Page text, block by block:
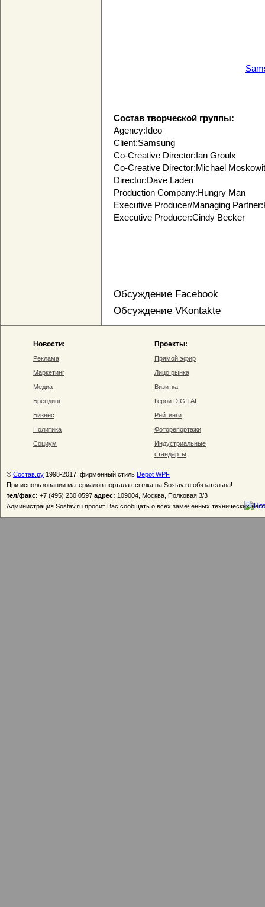
Состав творческой группы:
Agency:Ideo
Client:Samsung
Co-Creative Director:Ian Groulx
Co-Creative Director:Michael
Director:Dave Laden
Production Company:Hungry Man
Executive Producer/Managing
Executive Producer:Cindy Becker
Обсуждение Facebook
Обсуждение VKontakte
Новости:
Реклама
Маркетинг
Медиа
Брендинг
Бизнес
Политика
Социум
Проекты:
Прямой эфир
Лицо рынка
Визитка
Герои DIGITAL
Рейтинги
Фоторепортажи
Индустриальные
стандарты
© Состав.ру 1998-2017, фирменный стиль Depot WPF
При использовании материалов портала ссылка на Sostav.ru обязательна!
тел/факс: +7 (495) 230 0597 адрес: 109004, Москва, Полковая 3/3
Администрация Sostav.ru просит Вас сообщать о всех замеченных технических